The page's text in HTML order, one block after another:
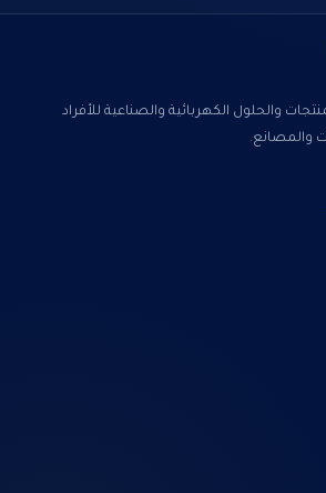
والحلول الكهربائية والصناعية للأفراد
والمصانع.